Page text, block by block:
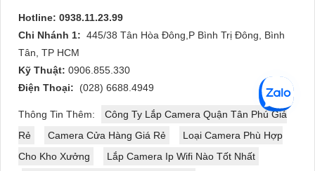
Hotline: 0938.11.23.99
Chi Nhánh 1: 445/38 Tân Hòa Đông,P Bình Trị Đông, Bình
Tân, TP HCM
Kỹ Thuật: 0906.855.330
Điện Thoại:
(028) 6688.4949
Thông Tin Thêm:
Công Ty Lắp Camera Quận Tân Phú Giá
Rẻ
Camera Cửa Hàng Giá Rẻ
Loại Camera Phù Hợp
Cho Kho Xưởng
Lắp Camera Ip Wifi Nào Tốt Nhất